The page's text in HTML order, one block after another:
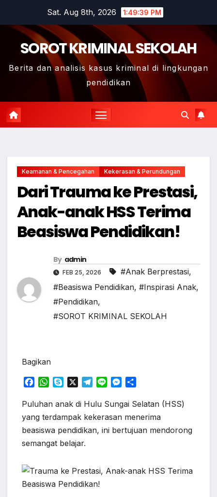
content
Sat. Aug 8th, 2026 1:49:40 PM
SOROT KRIMINAL SEKOLAH
Berita dan analisis kasus kriminal di lingkungan
pendidikan
Keamanan & Pencegahan Kekerasan & Perundungan
Dari Trauma ke Prestasi,
Anak-anak HSS Terima
Beasiswa Pendidikan!
By admin
FEB 25, 2026 #Anak Berprestasi,
#Beasiswa Pendidikan, #Inspirasi Anak,
#Pendidikan,
#SOROT KRIMINAL SEKOLAH
Bagikan
c
e
o
o
W
a
t
A
p
y
p
T
l
e
r
n
e
M
s
s
n
r
a
r
Puluhan anak di Hulu Sungai Selatan (HSS)
yang terdampak kekerasan menerima
beasiswa pendidikan, ini bertujuan mendorong
semangat belajar.